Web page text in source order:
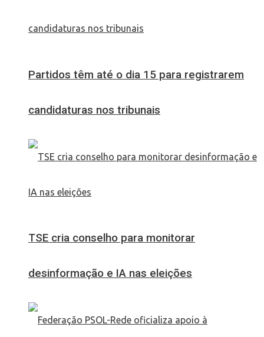
Partidos têm até o dia 15 para registrarem
candidaturas nos tribunais
TSE cria conselho para monitorar
desinformação e IA nas eleições